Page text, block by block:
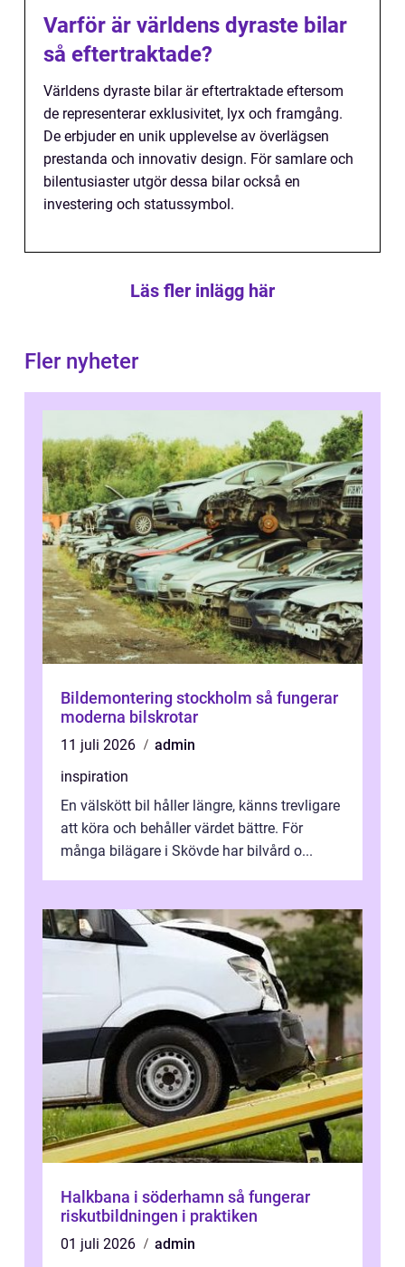
Varför är världens dyraste bilar
så eftertraktade?
Världens dyraste bilar är eftertraktade eftersom
de representerar exklusivitet, lyx och framgång.
De erbjuder en unik upplevelse av överlägsen
prestanda och innovativ design. För samlare och
bilentusiaster utgör dessa bilar också en
investering och statussymbol.
Läs fler inlägg här
Fler nyheter
Bildemontering stockholm så fungerar
moderna bilskrotar
11 juli 2026
admin
inspiration
En välskött bil håller längre, känns trevligare
att köra och behåller värdet bättre. För
många bilägare i Skövde har bilvård o...
Halkbana i söderhamn så fungerar
riskutbildningen i praktiken
01 juli 2026
admin